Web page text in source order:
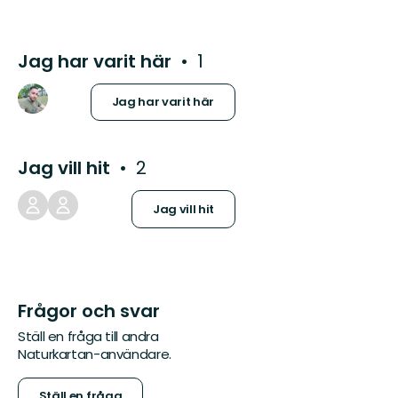
Jag har varit här 1
Jag har varit här
Jag vill hit 2
Jag vill hit
Frågor och svar
Ställ en fråga till andra
Naturkartan-användare.